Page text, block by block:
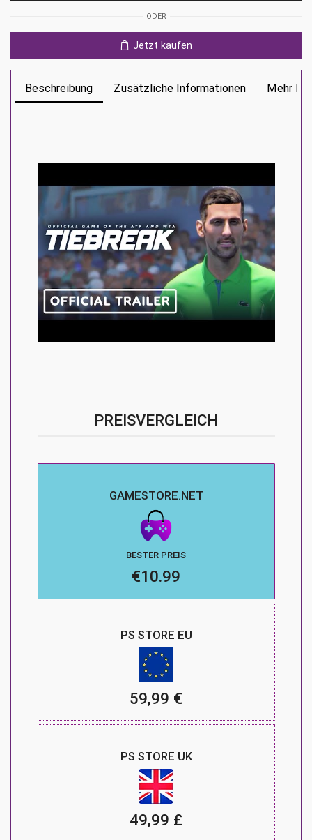
ATP
and
Ps4
Menge
ODER
Jetzt kaufen
Beschreibung Zusätzliche Informationen Mehr
PREISVERGLEICH
GAMESTORE.NET
BESTER PREIS
€10.99
PS STORE EU
59,99 €
PS STORE UK
49,99 £